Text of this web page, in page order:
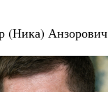
(Ника) Анзорович